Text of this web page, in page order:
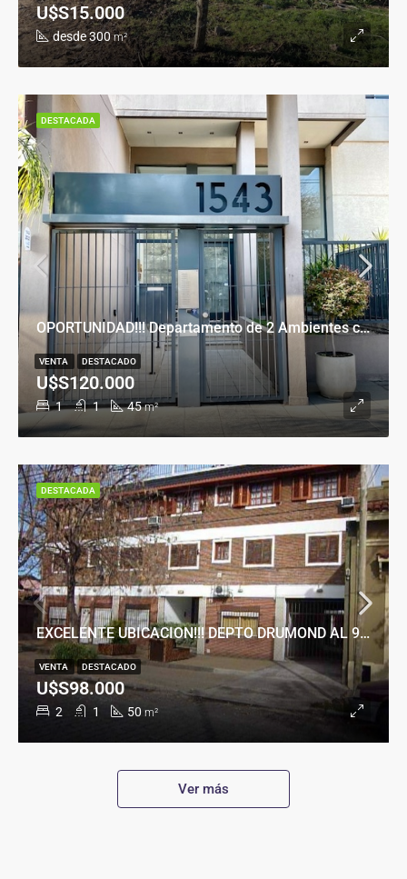
desde 300 m²
U$S15.000
OPORTUNIDAD!!! Departamento de 2 Ambientes con Cochera en Banfield Este
1 1 45 m²
U$S120.000
VENTA DESTACADO
DESTACADA
EXCELENTE UBICACION!!! DEPTO DRUMOND AL 900
2 1 50 m²
U$S98.000
VENTA DESTACADO
DESTACADA
Ver más